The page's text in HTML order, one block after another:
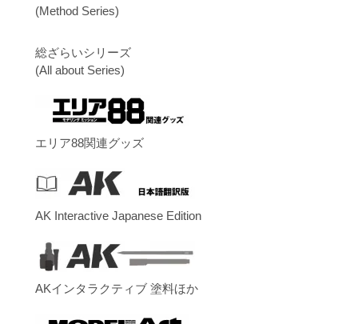
(Method Series)
総ざらいシリーズ
(All about Series)
エリア88関連グッズ
AK Interactive Japanese Edition
AKインタラクティブ 塗料ほか